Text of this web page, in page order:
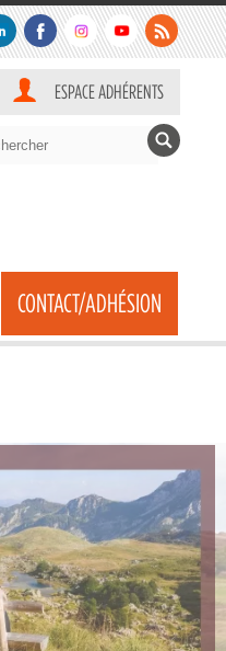
ESPACE ADHÉRENTS
CONTACT/ADHÉSION